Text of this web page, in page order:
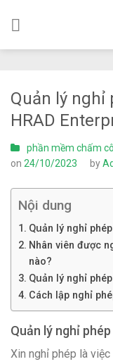
Quản lý nghỉ
HRAD
phần mềm chấm
on 24/10/2023 by
Nội dung
Quản lý nghỉ
Nhân viên được
nào?
Quản lý nghỉ
Cách lập nghỉ
Quản lý nghỉ phép
Xin nghỉ phép là